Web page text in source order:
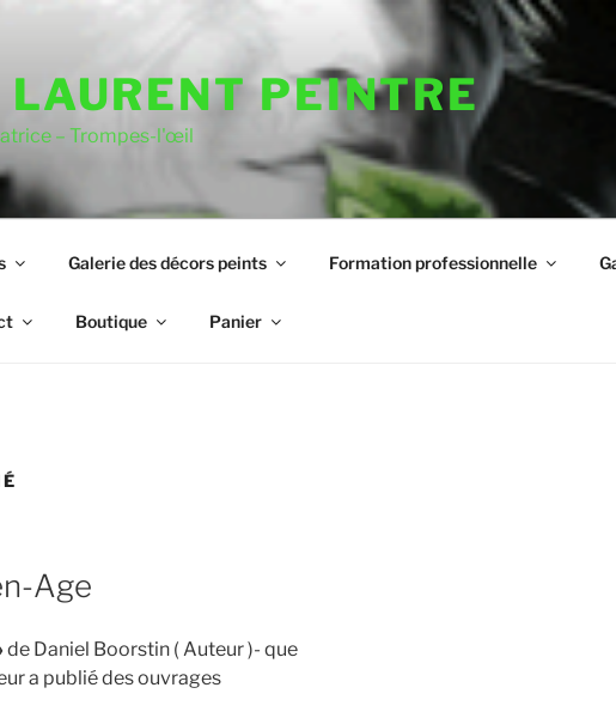
PEINTRE
– Trompes-l'œil
Galerie des décors peints Formation professionnelle
Boutique Panier
Age
de Daniel Boorstin ( Auteur )- que
a publié des ouvrages